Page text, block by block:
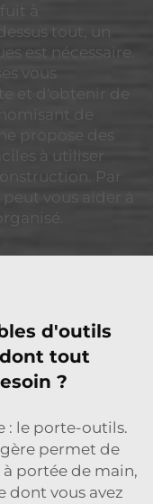
à
tout, un
est nécessaire.
vous
et d'obtenir de
de
propose des
à utiliser
Par
peut vous aider à
d'outils
tout
?
: le porte-outils.
permet de
portée de main,
dont vous avez